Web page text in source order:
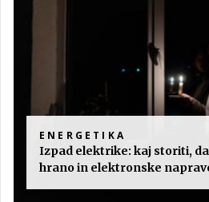
ENERGETIKA
Izpad elektrike: kaj storiti,
hrano in elektronske